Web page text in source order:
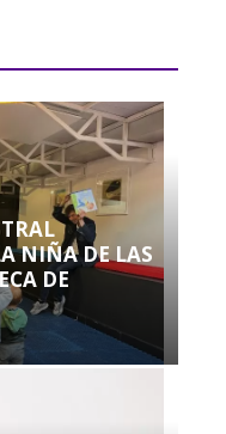
NIÑA DE LAS
DE